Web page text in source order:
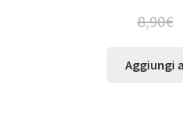
8,90€
Aggiungi